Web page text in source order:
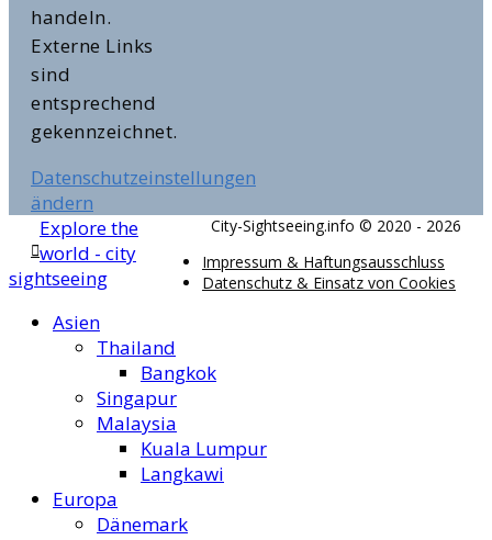
handeln.
Externe Links
sind
entsprechend
gekennzeichnet.
Datenschutzeinstellungen
ändern
City-Sightseeing.info © 2020 - 2026
Impressum & Haftungsausschluss
Datenschutz & Einsatz von Cookies
Explore the
world - city
sightseeing
Asien
Thailand
Bangkok
Singapur
Malaysia
Kuala Lumpur
Langkawi
Europa
Dänemark